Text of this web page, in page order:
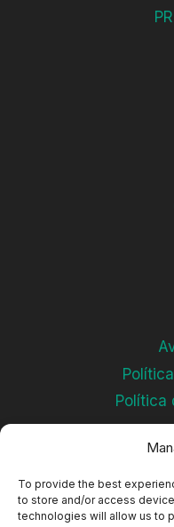
To provide the best
to store and/or access
technologies will allow us to
Política